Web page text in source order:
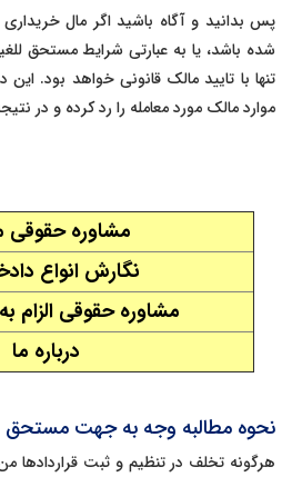
پس بدانید و آگاه باشید اگر مال
شده باشد، یا به عبارتی شرایط مستحق
تنها با تایید مالک قانونی خواهد بود.
موارد مالک مورد معامله را رد کرده و در
مشاوره حقوقی
نگارش انواع
مشاوره حقوقی الزام
درباره ما
نحوه مطالبه وجه به جهت مستحق
هرگونه تخلف در تنظیم و ثبت قراردادها